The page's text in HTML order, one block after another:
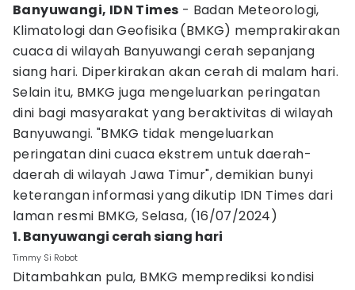
Banyuwangi, IDN Times - Badan Meteorologi,
Klimatologi dan Geofisika (BMKG) memprakirakan
cuaca di wilayah Banyuwangi cerah sepanjang
siang hari. Diperkirakan akan cerah di malam hari.
Selain itu, BMKG juga mengeluarkan peringatan
dini bagi masyarakat yang beraktivitas di wilayah
Banyuwangi. "BMKG tidak mengeluarkan
peringatan dini cuaca ekstrem untuk daerah-
daerah di wilayah Jawa Timur", demikian bunyi
keterangan informasi yang dikutip IDN Times dari
laman resmi BMKG, Selasa, (16/07/2024)
1. Banyuwangi cerah siang hari
Timmy Si Robot
Ditambahkan pula, BMKG memprediksi kondisi